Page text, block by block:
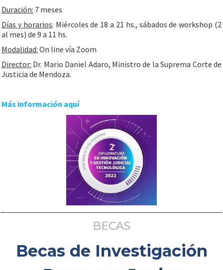
Duración: 7 meses
Días y horarios: Miércoles de 18 a 21 hs., sábados de workshop (2
al mes) de 9 a 11 hs.
Modalidad: On line vía Zoom
Director: Dr. Mario Daniel Adaro, Ministro de la Suprema Corte de
Justicia de Mendoza.
Más información aquí
BECAS
Becas de Investigación